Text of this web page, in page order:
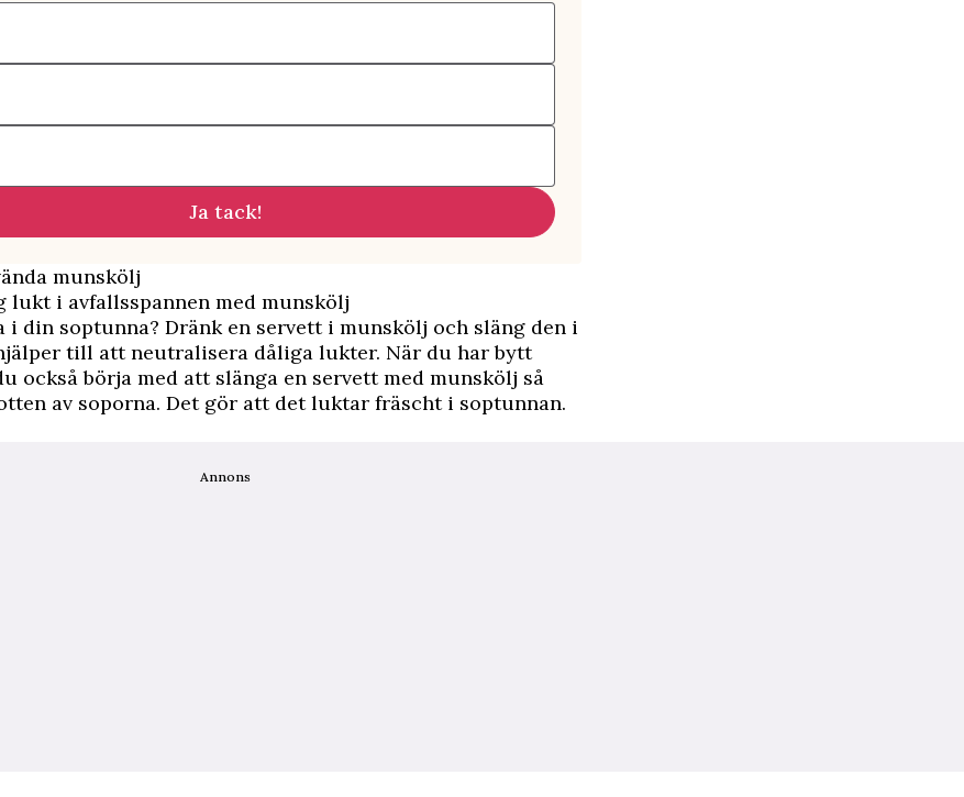
Ja tack!
munskölj
lukt i avfallsspannen med munskölj
din soptunna? Dränk en servett i munskölj och släng den i
till att neutralisera dåliga lukter. När du har bytt
också börja med att slänga en servett med munskölj så
av soporna. Det gör att det luktar fräscht i soptunnan.
Annons